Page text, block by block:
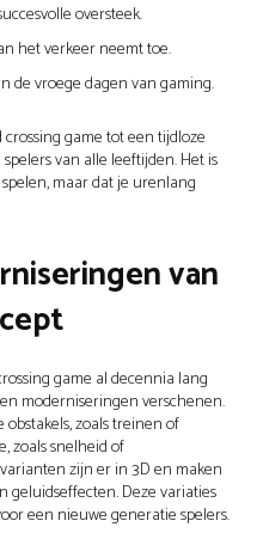
oversteek.
het verkeer neemt toe.
de vroege dagen van gaming.
game tot een tijdloze
van alle leeftijden. Het is
maar dat je urenlang
van
game al decennia lang
moderniseringen verschenen.
zoals treinen of
zoals snelheid of
zijn er in 3D en maken
geluidseffecten. Deze variaties
een nieuwe generatie spelers.